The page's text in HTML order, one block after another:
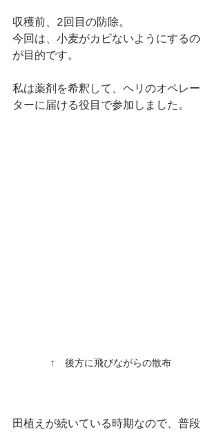
収穫前、2回目の防除。
今回は、小麦がカビないようにするの
が目的です。
私は薬剤を希釈して、ヘリのオペレー
ターに届ける役目で参加しました。
↑　後方に飛びながらの散布
田植えが続いている時期なので、普段